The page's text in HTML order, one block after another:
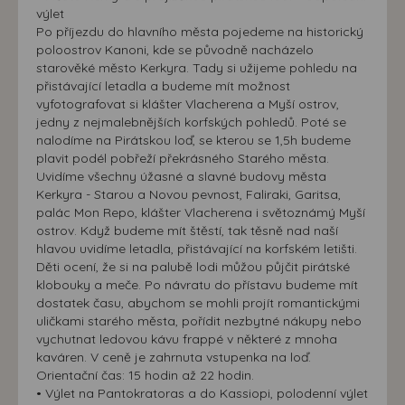
výlet
Po příjezdu do hlavního města pojedeme na historický
poloostrov Kanoni, kde se původně nacházelo
starověké město Kerkyra. Tady si užijeme pohledu na
přistávající letadla a budeme mít možnost
vyfotografovat si klášter Vlacherena a Myší ostrov,
jedny z nejmalebnějších korfských pohledů. Poté se
nalodíme na Pirátskou loď, se kterou se 1,5h budeme
plavit podél pobřeží překrásného Starého města.
Uvidíme všechny úžasné a slavné budovy města
Kerkyra - Starou a Novou pevnost, Faliraki, Garitsa,
palác Mon Repo, klášter Vlacherena i světoznámý Myší
ostrov. Když budeme mít štěstí, tak těsně nad naší
hlavou uvidíme letadla, přistávající na korfském letišti.
Děti ocení, že si na palubě lodi můžou půjčit pirátské
klobouky a meče. Po návratu do přístavu budeme mít
dostatek času, abychom se mohli projít romantickými
uličkami starého města, pořídit nezbytné nákupy nebo
vychutnat ledovou kávu frappé v některé z mnoha
kaváren. V ceně je zahrnuta vstupenka na loď.
Orientační čas: 15 hodin až 22 hodin.
• Výlet na Pantokratoras a do Kassiopi, polodenní výlet